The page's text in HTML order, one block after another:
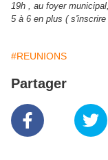
19h , au foyer
5 à 6 en plus (
#REUNIONS
Partager